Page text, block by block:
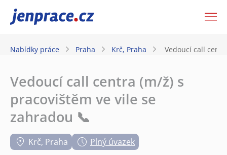
JenPráce.cz
Nabídky práce Praha Krč, Praha Vedoucí call
Vedoucí call centra (m/ž) s
pracovištěm ve vile se
zahradou 📞
Krč, Praha Plný úvazek